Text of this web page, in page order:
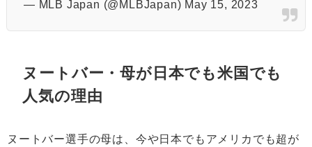
— MLB Japan (@MLBJapan) May 15, 2023
ヌートバー・母が日本でも米国でも
人気の理由
ヌートバー選手の母は、今や日本でもアメリカでも超が